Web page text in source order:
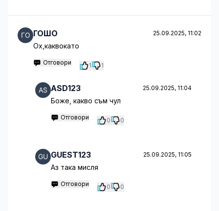
ГОШО 25.09.2025, 11:02
Ох,каквокато
Отговори 1 1
ASD123 25.09.2025, 11:04
Боже, какво съм чул
Отговори 0 0
GUEST123 25.09.2025, 11:05
Аз така мисля
Отговори 0 0